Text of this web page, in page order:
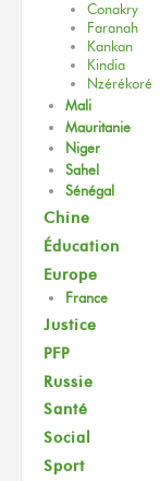
Conakry
Faranah
Kankan
Kindia
Nzérékoré
Mali
Mauritanie
Niger
Sahel
Sénégal
Chine
Éducation
Europe
France
Justice
PFP
Russie
Santé
Social
Sport